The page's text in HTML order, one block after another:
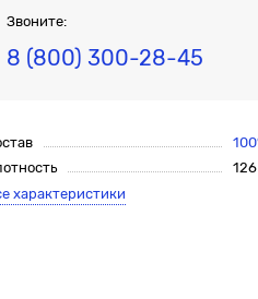
Звоните:
8 (800) 300-28-45
характеристики